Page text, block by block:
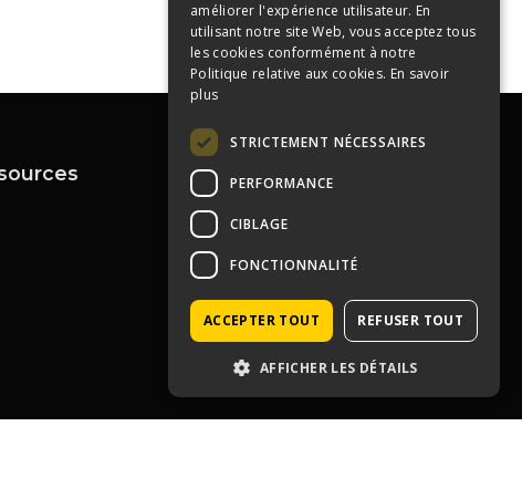
Contactez-nous
04 72 43 99 09
contact@immoprolyon.fr
Contact
134 cours Lafayette 69003
Lyon
améliorer l'expérience utilisateur. En
utilisant notre site Web, vous acceptez tous
les cookies conformément à notre
Politique relative aux cookies. En savoir
plus
STRICTEMENT NÉCESSAIRES
PERFORMANCE
CIBLAGE
FONCTIONNALITÉ
ACCEPTER TOUT REFUSER TOUT
AFFICHER LES DÉTAILS